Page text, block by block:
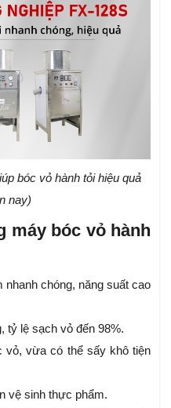
bóc vỏ hành tỏi hiệu quả
nay)
máy bóc vỏ hành
chóng, năng suất cao
tỷ lệ sạch vỏ đến 98%.
vỏ, vừa có thể sấy khô tiện
vệ sinh thực phẩm.